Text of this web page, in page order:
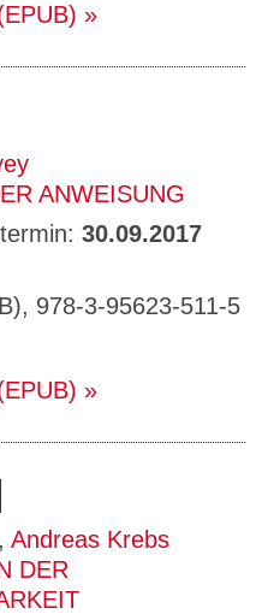
ANWEISUNG
30.09.2017
978-3-95623-511-5
, Andreas Krebs
DER